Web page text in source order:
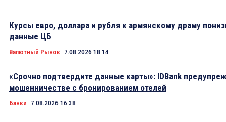
Курсы евро, доллара и рубля к армянскому драму
данные ЦБ
Валютный Рынок 7.08.2026 18:14
«Срочно подтвердите данные карты»: IDBank
мошенничестве с бронированием отелей
Банки 7.08.2026 16:38